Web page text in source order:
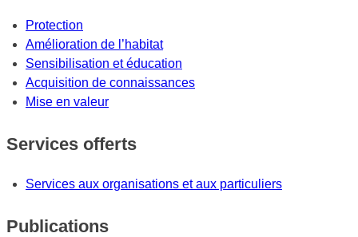
Protection
Amélioration de l’habitat
Sensibilisation et éducation
Acquisition de connaissances
Mise en valeur
Services offerts
Services aux organisations et aux particuliers
Publications